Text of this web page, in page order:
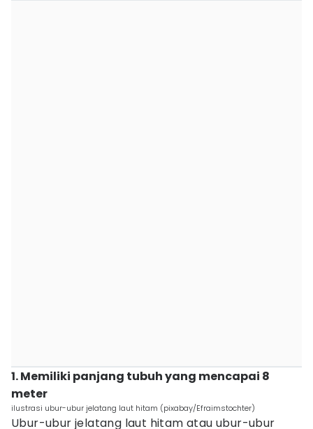
1. Memiliki panjang tubuh yang mencapai 8
meter
ilustrasi ubur-ubur jelatang laut hitam (pixabay/Efraimstochter)
Ubur-ubur jelatang laut hitam atau ubur-ubur